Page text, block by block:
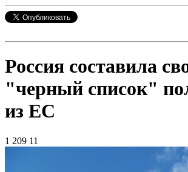
Россия составила
"черный список"
из ЕС
1 209 11